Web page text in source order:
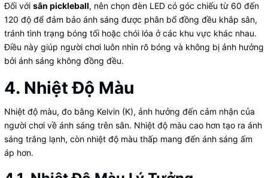
Đối với sân pickleball, nên chọn đèn LED có góc chiếu từ 60 đến
120 độ để đảm bảo ánh sáng được phân bổ đồng đều khắp sân,
tránh tình trạng bóng tối hoặc chói lóa ở các khu vực khác nhau.
Điều này giúp người chơi luôn nhìn rõ bóng và không bị ảnh hưởng
bởi ánh sáng không đồng đều.
4. Nhiệt Độ Màu
Nhiệt độ màu, đo bằng Kelvin (K), ảnh hưởng đến cảm nhận của
người chơi về ánh sáng trên sân. Nhiệt độ màu cao hơn tạo ra ánh
sáng trắng lạnh, còn nhiệt độ màu thấp mang đến ánh sáng ấm
áp hơn.